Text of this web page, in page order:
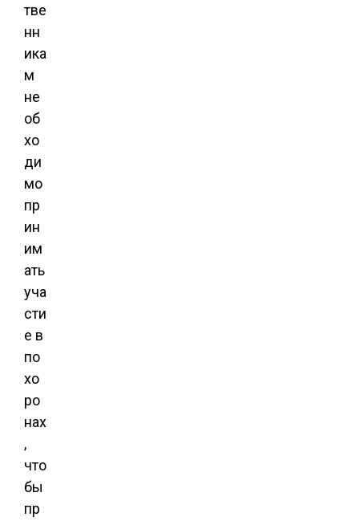
тве
нн
ика
м
не
об
хо
ди
мо
пр
ин
им
ать
уча
сти
е в
по
хо
ро
нах
,
что
бы
пр